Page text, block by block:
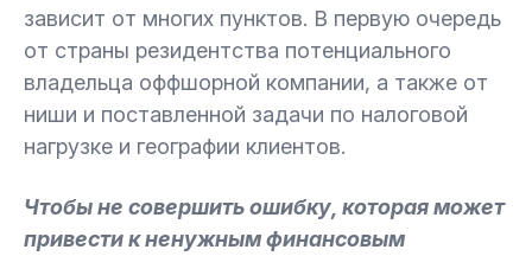
зависит от многих пунктов. В первую очередь
от страны резидентства потенциального
владельца оффшорной компании, а также от
ниши и поставленной задачи по налоговой
нагрузке и географии клиентов.
Чтобы не совершить ошибку, которая может
привести к ненужным финансовым